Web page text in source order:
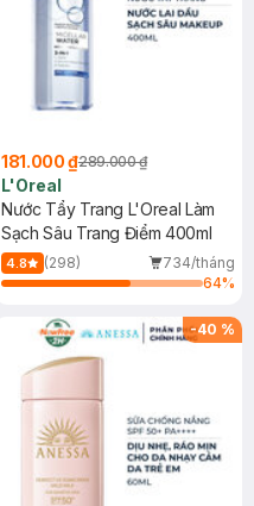
181.000 ₫289.000 ₫
L'Oreal
Nước Tẩy Trang L'Oreal Làm
Sạch Sâu Trang Điểm 400ml
4.8 (298)
734/tháng
64%
-40 %